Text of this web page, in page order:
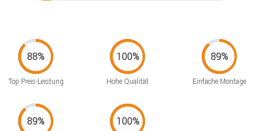
Top Preis-Leistung Hohe Qualität Einfache Montage